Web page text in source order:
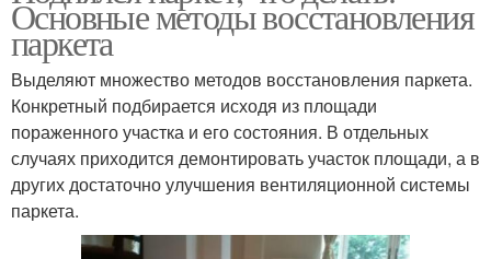
Основные методы восстановления
паркета
Выделяют множество методов восстановления паркета.
Конкретный подбирается исходя из площади
пораженного участка и его состояния. В отдельных
случаях приходится демонтировать участок площади, а в
других достаточно улучшения вентиляционной системы
паркета.